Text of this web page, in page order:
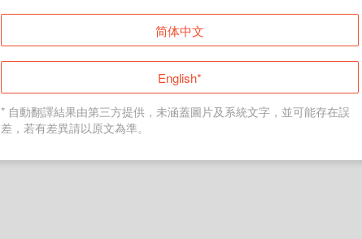
返回首頁
简体中文
English*
* 自動翻譯結果由第三方提供，未涵蓋圖片及系統文字，並可能存在誤
差，若有差異請以原文為準。